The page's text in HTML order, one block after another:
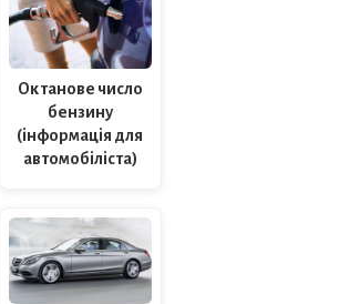
Октанове число
бензину
(інформація для
автомобіліста)